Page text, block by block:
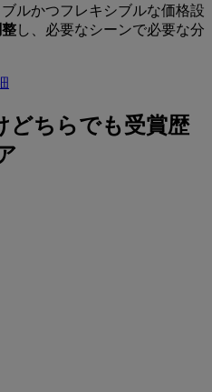
ルかつフレキシブルな価格設
し、必要なシーンで必要な分
どちらでも受賞歴